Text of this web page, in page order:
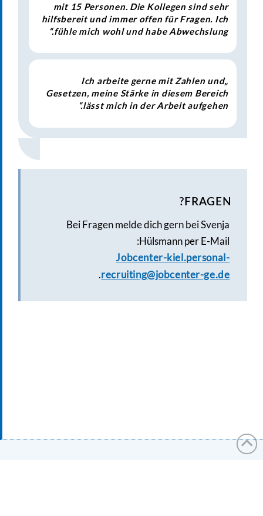
mit 15 Personen. Die Kollegen sind sehr
hilfsbereit und immer offen für Fragen. Ich
fühle mich wohl und habe Abwechslung.“
„Ich arbeite gerne mit Zahlen und
Gesetzen, meine Stärke in diesem Bereich
lässt mich in der Arbeit aufgehen.“
FRAGEN?
Bei Fragen melde dich gern bei Svenja
Hülsmann per E-Mail:
Jobcenter-kiel.personal-
recruiting@jobcenter-ge.de
.